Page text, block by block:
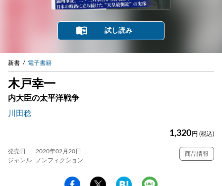
試し読み
新書 電子書籍
木戸幸一
内大臣の太平洋戦争
川田稔
1,320 円 (税込)
発売日
2020年02月20日
ジャンル
ノンフィクション
商品情報